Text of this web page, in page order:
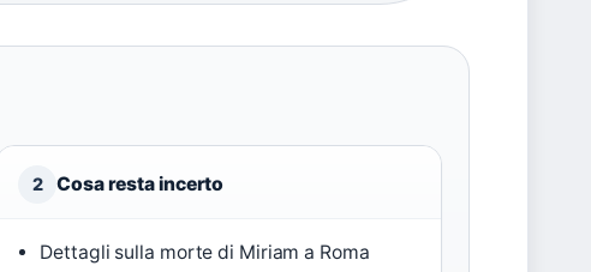
2 Cosa resta incerto
Dettagli sulla morte di Miriam a Roma